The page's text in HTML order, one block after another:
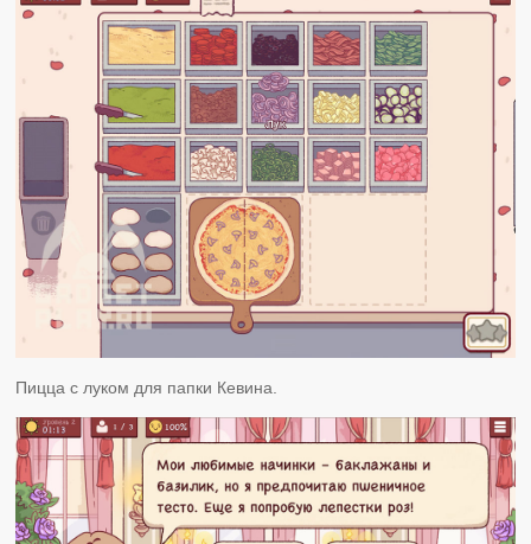
Пицца с луком для папки Кевина.